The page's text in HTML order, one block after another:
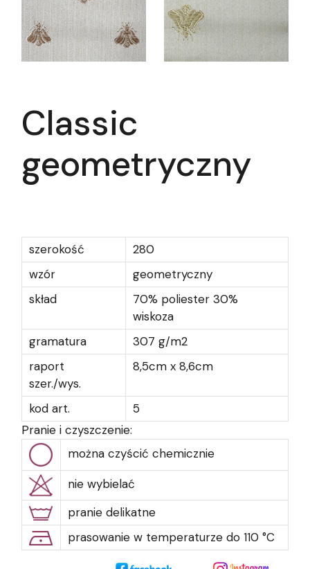
Classic
geometryczny
szerokość
280
wzór
geometryczny
skład
70% poliester 30%
wiskoza
gramatura
307 g/m2
raport
szer./wys.
8,5cm x 8,6cm
kod art.
5
Pranie i czyszczenie:
można czyścić chemicznie
nie wybielać
pranie delikatne
prasowanie w temperaturze do 110 °C